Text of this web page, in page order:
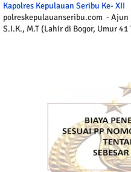
Kapolres Kepulauan Seribu Ke- XII
polreskepulauanseribu.com - Ajun
S.I.K., M.T (Lahir di Bogor, Umur